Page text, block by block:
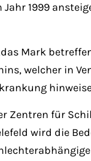
1999
Mark
welcher in
Zentren für
wird die